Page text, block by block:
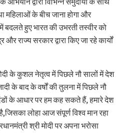
महिलाओं के बीच जाना होगा और
बदलते हुए भारत की उभरती तस्वीर को
राज्य सरकार द्वारा किए जा रहे कार्यों
के कुशल नेतृत्व में पिछले नौ सालों में देश
के बाद के वर्षों की तुलना में पिछले नौ
के आधार पर हम कह सकते हैं, हमारे देश
लोहा आज संपूर्ण विश्व मान रहा
श्री मोदी पर अपना भरोसा